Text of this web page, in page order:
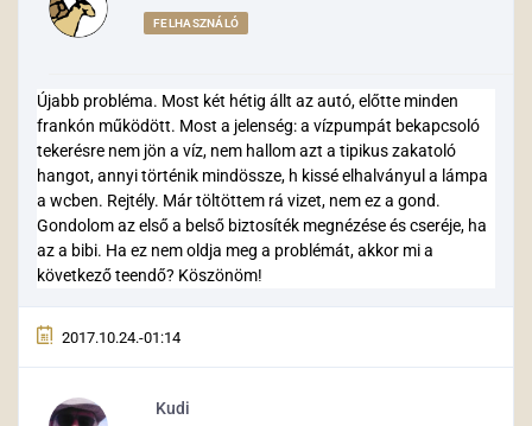
FELHASZNÁLÓ
Újabb probléma. Most két hétig állt az autó, előtte minden
frankón működött. Most a jelenség: a vízpumpát bekapcsoló
tekerésre nem jön a víz, nem hallom azt a tipikus zakatoló
hangot, annyi történik mindössze, h kissé elhalványul a lámpa
a wcben. Rejtély. Már töltöttem rá vizet, nem ez a gond.
Gondolom az első a belső biztosíték megnézése és cseréje, ha
az a bibi. Ha ez nem oldja meg a problémát, akkor mi a
következő teendő? Köszönöm!
2017.10.24.-01:14
Kudi